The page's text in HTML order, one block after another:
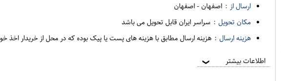
ف
و
ارسال از : اصفهان-اصفهان
مکان تحویل : سراسر ایران قابل تحویل می باشد
هزینه ارسال : هزینه ارسال مطابق با هزینه های پست یا پیک بوده که در محل از خریدار اخذ
اطلاعات بیشتر ❯